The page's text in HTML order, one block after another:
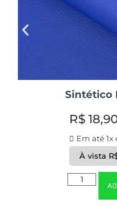
Sintético
R$
Em até 1x
À vista